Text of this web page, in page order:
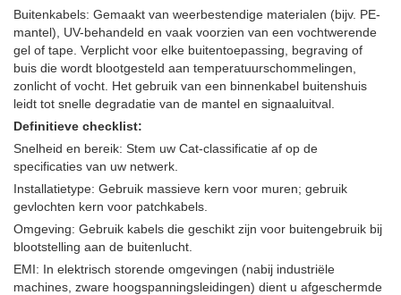
Buitenkabels: Gemaakt van weerbestendige materialen (bijv. PE-
mantel), UV-behandeld en vaak voorzien van een vochtwerende
gel of tape. Verplicht voor elke buitentoepassing, begraving of
buis die wordt blootgesteld aan temperatuurschommelingen,
zonlicht of vocht. Het gebruik van een binnenkabel buitenshuis
leidt tot snelle degradatie van de mantel en signaaluitval.
Definitieve checklist:
Snelheid en bereik: Stem uw Cat-classificatie af op de
specificaties van uw netwerk.
Installatietype: Gebruik massieve kern voor muren; gebruik
gevlochten kern voor patchkabels.
Omgeving: Gebruik kabels die geschikt zijn voor buitengebruik bij
blootstelling aan de buitenlucht.
EMI: In elektrisch storende omgevingen (nabij industriële
machines, zware hoogspanningsleidingen) dient u afgeschermde